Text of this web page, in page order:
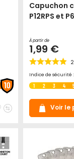
10
Ajouter
favoris
Ajouter
Capuchon
P12RPS et
À partir de
1,99 €
Indice de sécurité :
1 2 3 4
Voir le